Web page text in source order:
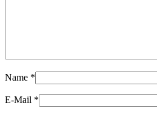
Name *
E-Mail *